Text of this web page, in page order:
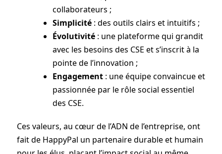
collaborateurs ;
Simplicité: des outils clairs et intuitifs ;
Évolutivité: une plateforme qui grandit
avec les besoins des CSE et s’inscrit à la
pointe de l’innovation ;
Engagement: une équipe convaincue et
passionnée par le rôle social essentiel
des CSE.
Ces valeurs, au cœur de l’ADN de l’entreprise, ont
fait de HappyPal un partenaire durable et humain